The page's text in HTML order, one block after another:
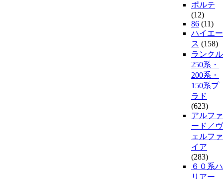
ポルテ
(12)
86 (11)
ハイエー
ス (158)
ランクル
250系・
200系・
150系プ
ラド
(623)
アルファ
ード／ヴ
ェルファ
イア
(283)
６０系ハ
リアー